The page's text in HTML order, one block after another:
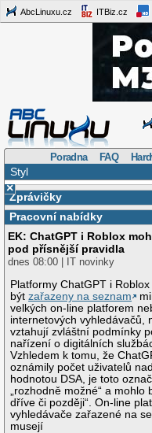
AbcLinuxu.cz ITBiz.cz
Poradna FAQ
Styl
×
Zprávičky
Pracovní nabídky
EK: ChatGPT i Roblox
pod přísnější pravidla
dnes 08:00 | IT novinky
Platformy ChatGPT i
býtzařazeny na seznam
velkých on-line platforem
internetových vyhledávačů,
vztahují zvláštní podmínky
nařízení o digitálních
Vzhledem k tomu, že
oznámily počet uživatelů
hodnotou DSA, je toto
„rozhodně možné“ a mohlo
dříve či později“. On-line
vyhledávače zařazené na
musejí